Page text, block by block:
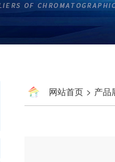
网站首页 > 产品